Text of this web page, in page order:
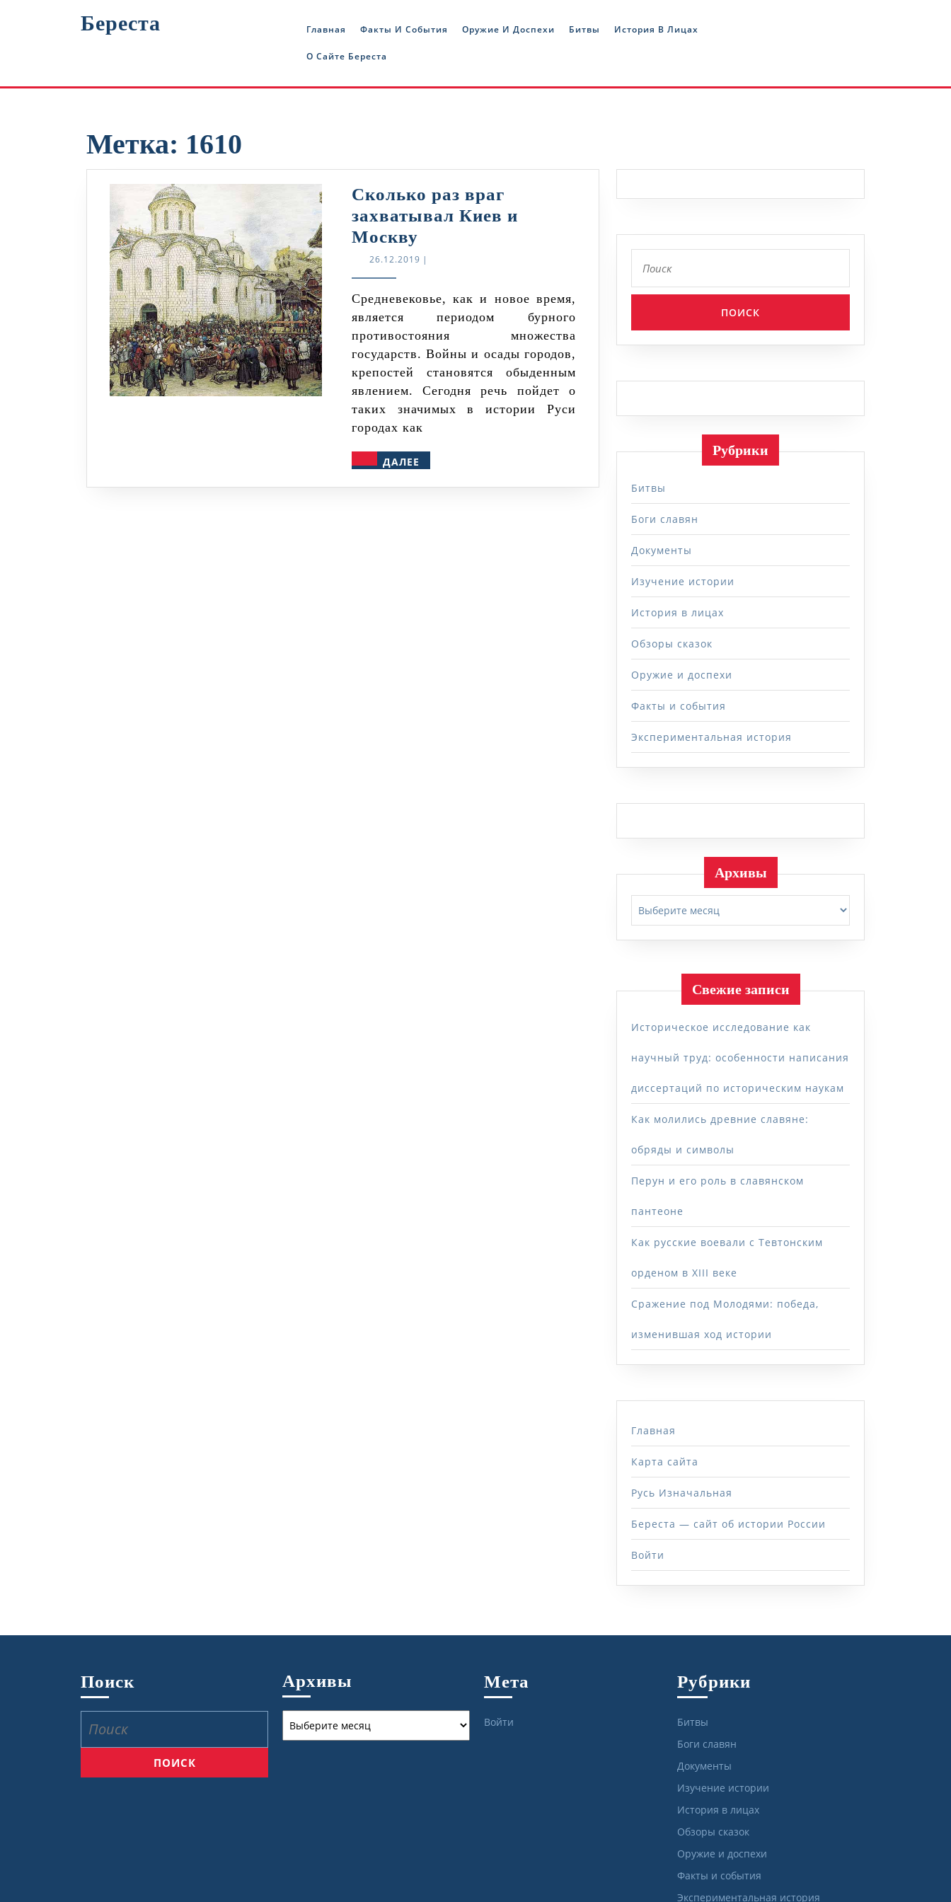
Береста Главная Факты И События Оружие И Доспехи Битвы История В Лицах
О Сайте Береста
Метка: 1610
Сколько раз враг
захватывал Киев и
МосквуСколько
раз
захватывал
Киев
и
Москву
26.12.201926.12.2019
|
Средневековье, как и новое время,
является периодом бурного
противостояния множества
государств. Войны и осады городов,
крепостей становятся обыденным
явлением. Сегодня речь пойдет о
таких значимых в истории Руси
городах как
ДАЛЕЕ
Рубрики
Битвы
Боги славян
Документы
Изучение истории
История в лицах
Обзоры сказок
Оружие и доспехи
Факты и события
Экспериментальная история
Архивы
Свежие записи
Историческое исследование как
научный труд: особенности написания
диссертаций по историческим наукам
Как молились древние славяне:
обряды и символы
Перун и его роль в славянском
пантеоне
Как русские воевали с Тевтонским
орденом в XIII веке
Сражение под Молодями: победа,
изменившая ход истории
Главная
Карта сайта
Русь Изначальная
Береста — сайт об истории России
Войти
Поиск Архивы Мета
Войти
Рубрики
Битвы
Боги славян
Документы
Изучение истории
История в лицах
Обзоры сказок
Оружие и доспехи
Факты и события
Экспериментальная история